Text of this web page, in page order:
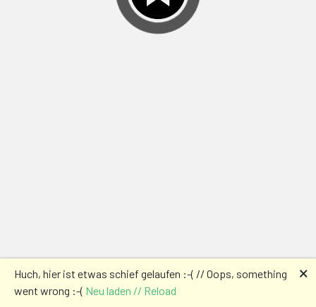
Huch, hier ist etwas schief gelaufen :-( // Oops, something
went wrong :-( Neu laden // Reload
🗙